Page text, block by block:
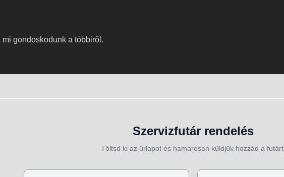
gondoskodunk a többiről.
Szervizfutár rendelés
Töltsd ki az űrlapot és hamarosan küldjük hozzád a futárt.